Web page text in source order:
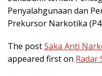
Penyalahgunaan dan
Prekursor Narkotika
The postSaka Anti
appeared first on Radar